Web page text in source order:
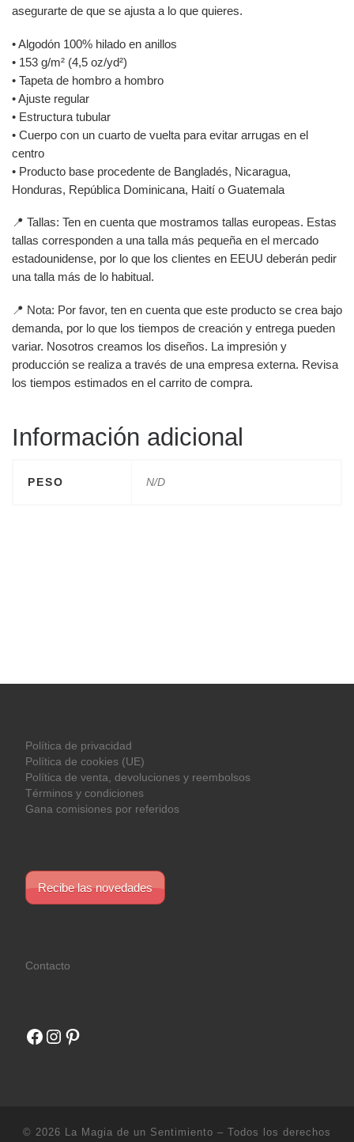
asegurarte de que se ajusta a lo que quieres.
• Algodón 100% hilado en anillos
• 153 g/m² (4,5 oz/yd²)
• Tapeta de hombro a hombro
• Ajuste regular
• Estructura tubular
• Cuerpo con un cuarto de vuelta para evitar arrugas en el
centro
• Producto base procedente de Bangladés, Nicaragua,
Honduras, República Dominicana, Haití o Guatemala
📍 Tallas: Ten en cuenta que mostramos tallas europeas. Estas
tallas corresponden a una talla más pequeña en el mercado
estadounidense, por lo que los clientes en EEUU deberán pedir
una talla más de lo habitual.
📍 Nota: Por favor, ten en cuenta que este producto se crea bajo
demanda, por lo que los tiempos de creación y entrega pueden
variar. Nosotros creamos los diseños. La impresión y
producción se realiza a través de una empresa externa. Revisa
los tiempos estimados en el carrito de compra.
Información adicional
PESO N/D
Política de privacidad
Política de cookies (UE)
Política de venta, devoluciones y reembolsos
Términos y condiciones
Gana comisiones por referidos
Recibe las novedades
Contacto
Facebook
Instagram
Pinterest
© 2026 La Magia de un Sentimiento – Todos los derechos